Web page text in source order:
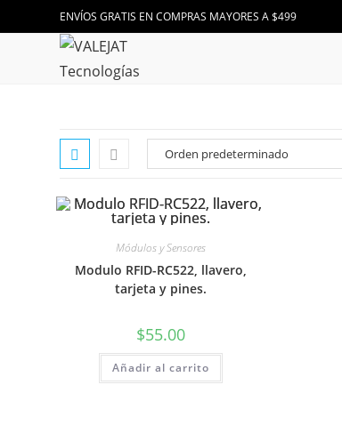
al
ENVÍOS GRATIS EN COMPRAS MAYORES A $499
Módulos y Sensores
Modulo RFID-RC522, llavero,
tarjeta y pines.
$55.00
Añadir al carrito